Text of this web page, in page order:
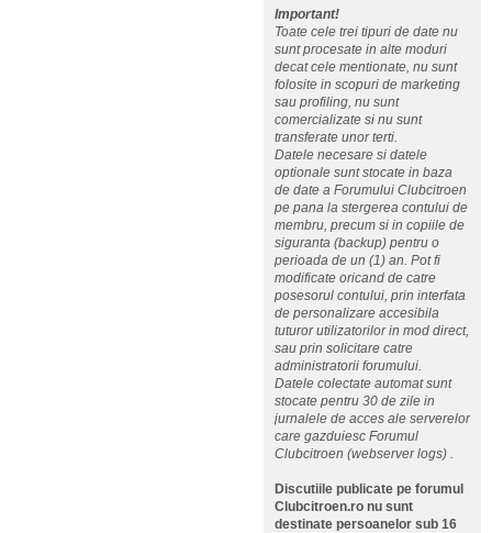
Important!
Toate cele trei tipuri de date nu
sunt procesate in alte moduri
decat cele mentionate, nu sunt
folosite in scopuri de marketing
sau profiling, nu sunt
comercializate si nu sunt
transferate unor terti.
Datele necesare si datele
optionale sunt stocate in baza
de date a Forumului Clubcitroen
pe pana la stergerea contului de
membru, precum si in copiile de
siguranta (backup) pentru o
perioada de un (1) an. Pot fi
modificate oricand de catre
posesorul contului, prin interfata
de personalizare accesibila
tuturor utilizatorilor in mod direct,
sau prin solicitare catre
administratorii forumului.
Datele colectate automat sunt
stocate pentru 30 de zile in
jurnalele de acces ale serverelor
care gazduiesc Forumul
Clubcitroen (webserver logs) .
Discutiile publicate pe forumul
Clubcitroen.ro nu sunt
destinate persoanelor sub 16